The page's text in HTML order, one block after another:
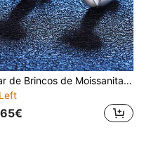
1 Par de Brincos de Moissanita de 1 Quilate de Cor D, Grau de Clareza VVS Com Certificado de GRA Para Mulheres, Adequado para Deslocamentos Diários, Festivais e Festas. A Pedra Principal é Uma Única Moissanita de 0,5 Quilates com Brilho Deslumbrante. Os Brincos São Feitos de Prata S925 Pura, Que é Hipoalergênica e Estilosa, Simples e Atmosférica. Indispensáveis no Ambiente de Trabalho e Festividades, Apropriado Para Deslocamentos Diários. Brincos de Diamante